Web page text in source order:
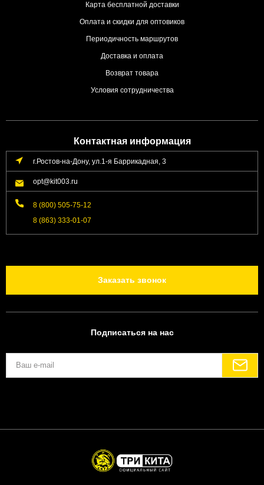
Карта бесплатной доставки
Оплата и скидки для оптовиков
Периодичность маршрутов
Доставка и оплата
Возврат товара
Условия сотрудничества
Контактная информация
г.Ростов-на-Дону, ул.1-я Баррикадная, 3
opt@kit003.ru
8 (800) 505-75-12
8 (863) 333-01-07
Заказать звонок
Подписаться на нас